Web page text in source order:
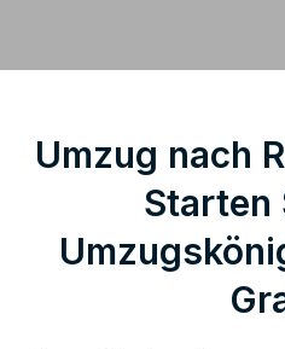
Umzug nach
Starten